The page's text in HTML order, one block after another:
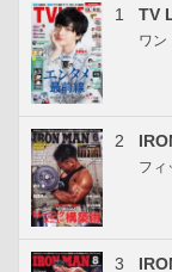
1 TV
ワン
2
フィ
3